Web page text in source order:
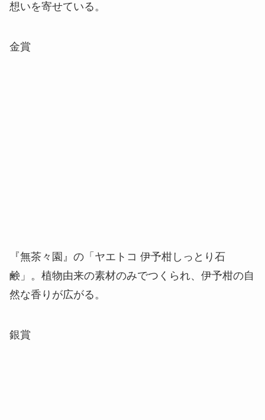
想いを寄せている。
金賞
『無茶々園』の「ヤエトコ 伊予柑しっとり石
鹸」。植物由来の素材のみでつくられ、伊予柑の自
然な香りが広がる。
銀賞